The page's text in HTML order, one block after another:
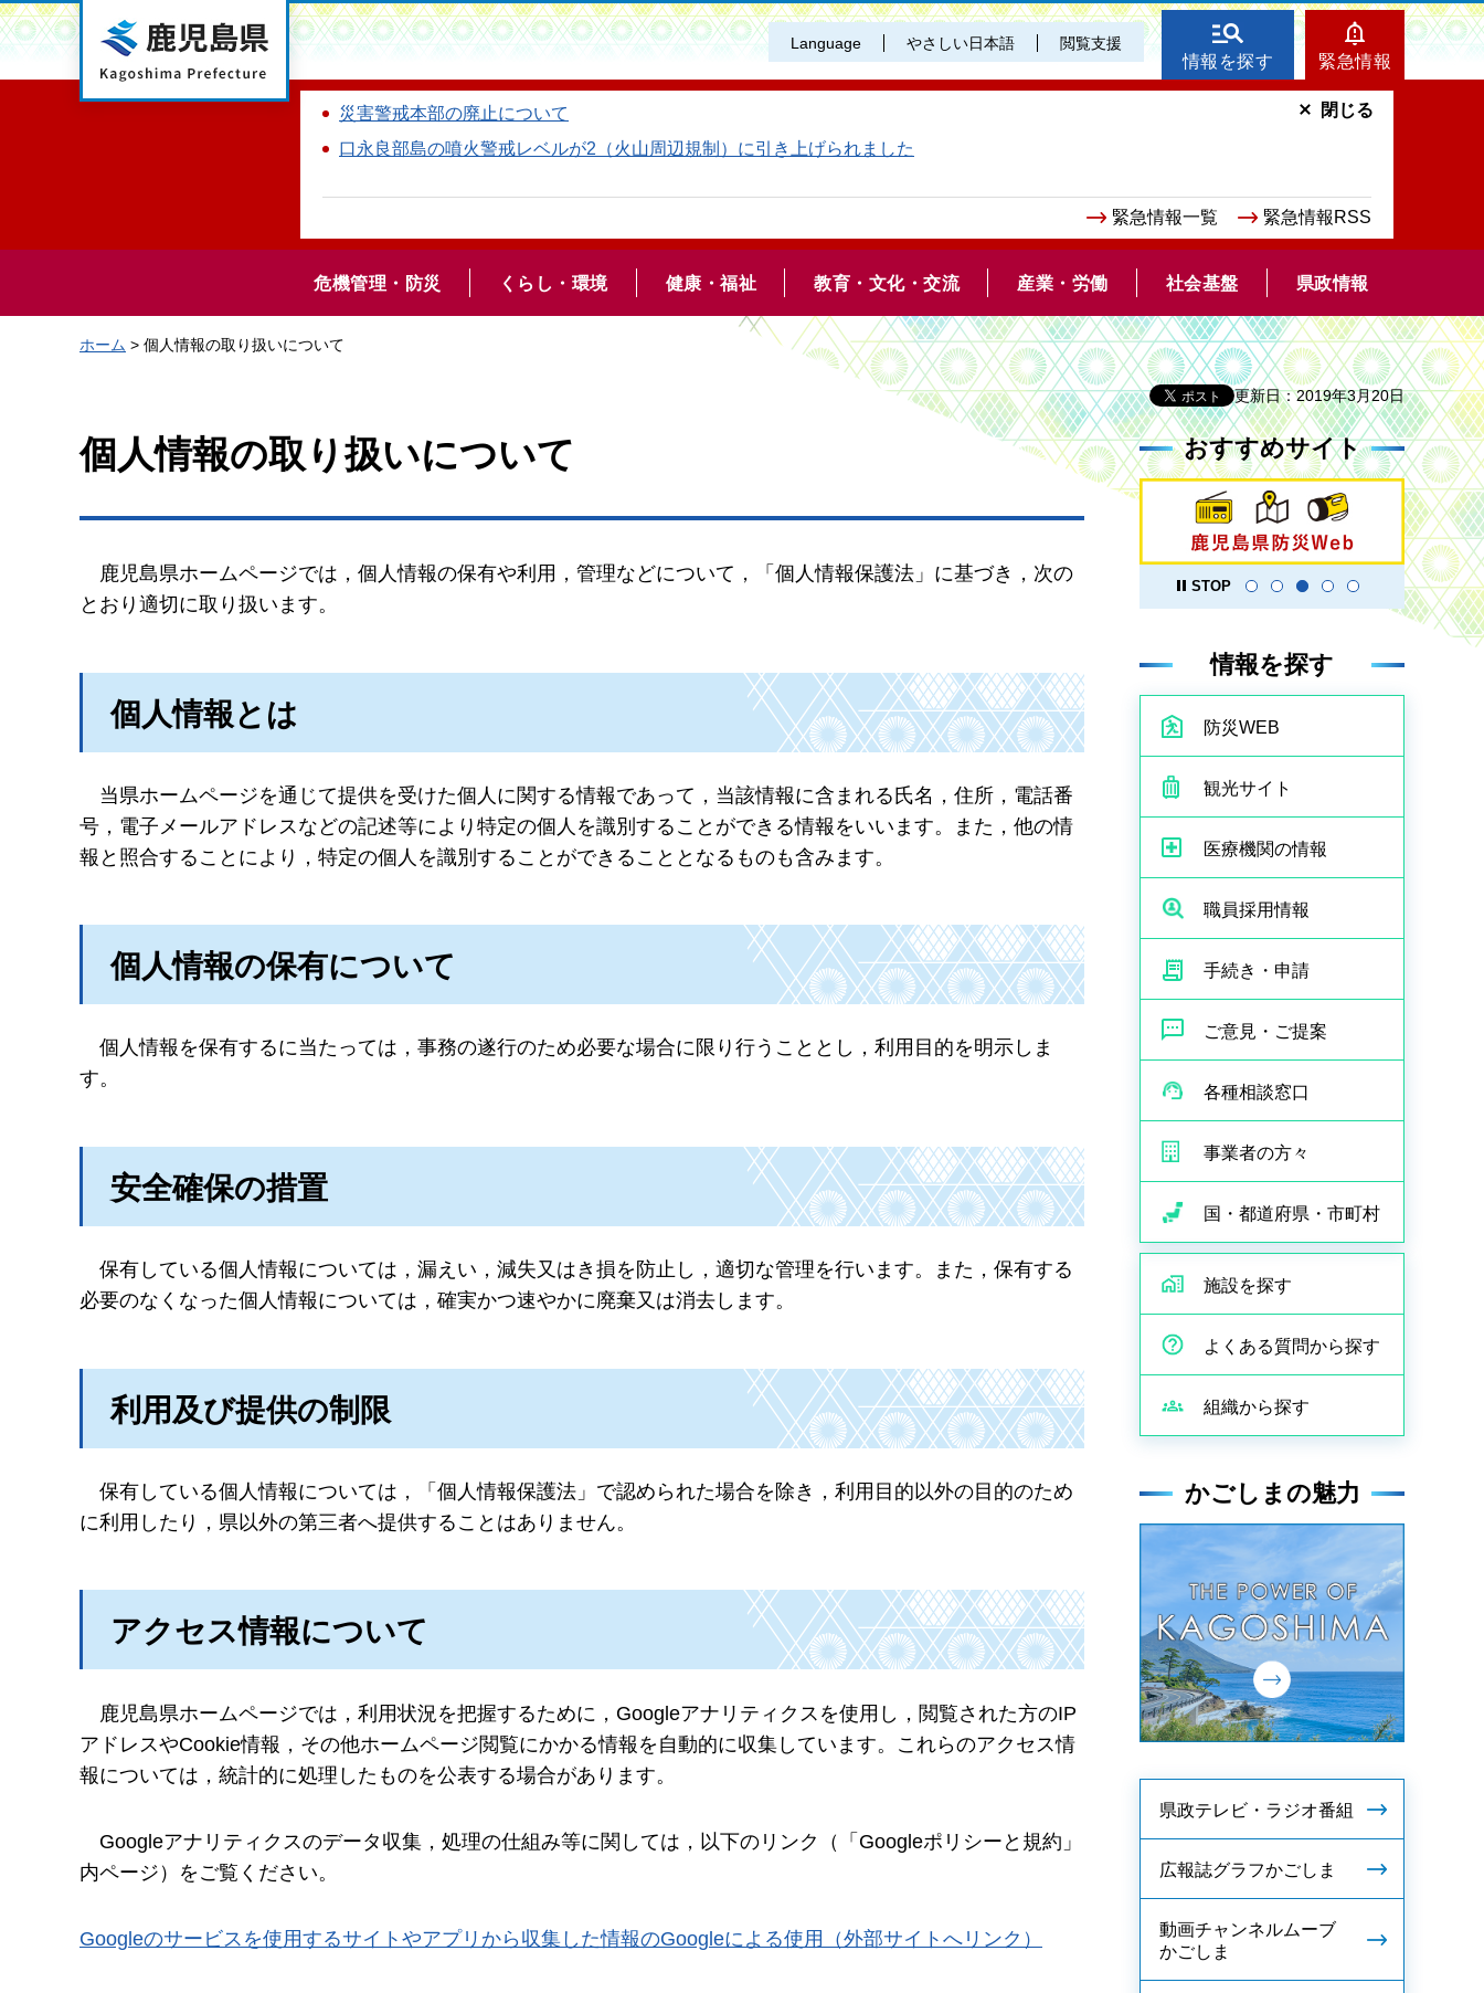
鹿児島県 Language やさしい日本語 閲覧支援
情報を探す 緊急情報
災害警戒本部の廃止について
口永良部島の噴火警戒レベルが2（火山周辺規制）に引き上げられました
緊急情報一覧 緊急情報RSS
閉じる
危機管理・防災 くらし・環境 健康・福祉 教育・文化・交流 産業・労働 社会基盤 県政情報
ホーム > 個人情報の取り扱いについて
更新日：2019年3月20日
個人情報の取り扱いについて
鹿児島県ホームページでは，個人情報の保有や利用，管理などについて，「個人情報保護法」に基づき，次の
とおり適切に取り扱います。
個人情報とは
当県ホームページを通じて提供を受けた個人に関する情報であって，当該情報に含まれる氏名，住所，電話番
号，電子メールアドレスなどの記述等により特定の個人を識別することができる情報をいいます。また，他の情
報と照合することにより，特定の個人を識別することができることとなるものも含みます。
個人情報の保有について
個人情報を保有するに当たっては，事務の遂行のため必要な場合に限り行うこととし，利用目的を明示しま
す。
安全確保の措置
保有している個人情報については，漏えい，減失又はき損を防止し，適切な管理を行います。また，保有する
必要のなくなった個人情報については，確実かつ速やかに廃棄又は消去します。
利用及び提供の制限
保有している個人情報については，「個人情報保護法」で認められた場合を除き，利用目的以外の目的のため
に利用したり，県以外の第三者へ提供することはありません。
アクセス情報について
鹿児島県ホームページでは，利用状況を把握するために，Googleアナリティクスを使用し，閲覧された方のIP
アドレスやCookie情報，その他ホームページ閲覧にかかる情報を自動的に収集しています。これらのアクセス情
報については，統計的に処理したものを公表する場合があります。
Googleアナリティクスのデータ収集，処理の仕組み等に関しては，以下のリンク（「Googleポリシーと規約」
内ページ）をご覧ください。
Googleのサービスを使用するサイトやアプリから収集した情報のGoogleによる使用（外部サイトへリンク）
おすすめサイト
STOP
情報を探す
防災WEB
観光サイト
医療機関の情報
職員採用情報
手続き・申請
ご意見・ご提案
各種相談窓口
事業者の方々
国・都道府県・市町村
施設を探す
よくある質問から探す
組織から探す
かごしまの魅力
県政テレビ・ラジオ番組
広報誌グラフかごしま
動画チャンネルムーブ
かごしま